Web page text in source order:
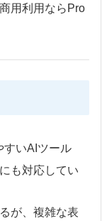
用利用ならPro
すいAIツール
も対応してい
が、複雑な表